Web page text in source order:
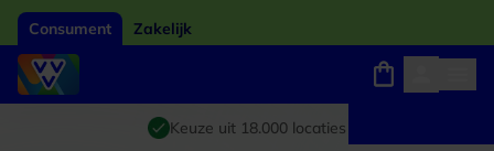
Consument Zakelijk
Giftcard van het jaar 2026
Keuze uit 18.000 locaties
Winkels, webshops en uitjes